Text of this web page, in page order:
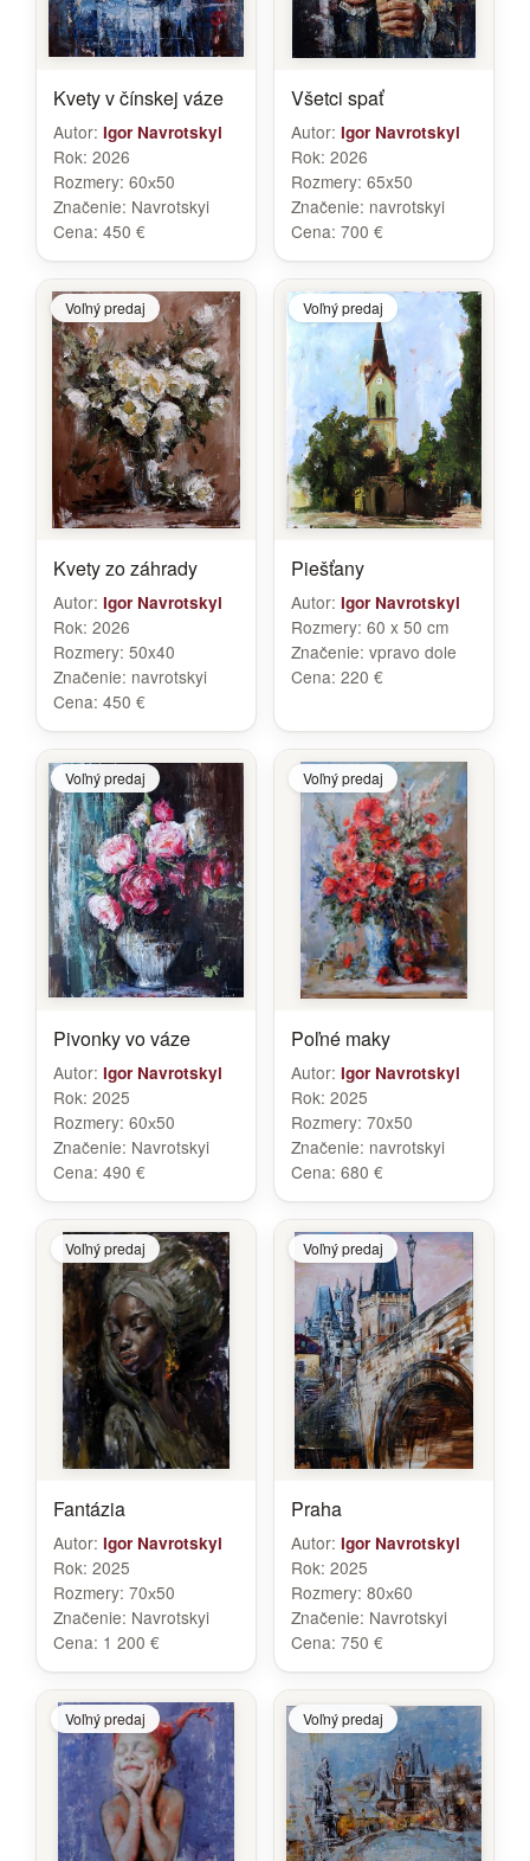
Kvety v čínskej váze
Autor: Igor Navrotskyi
Rok: 2026
Rozmery: 60х50
Značenie: Navrotskyi
Cena: 450 €
Všetci spať
Autor: Igor Navrotskyi
Rok: 2026
Rozmery: 65x50
Značenie: navrotskyi
Cena: 700 €
Voľný predaj
Kvety zo záhrady
Autor: Igor Navrotskyi
Rok: 2026
Rozmery: 50x40
Značenie: navrotskyi
Cena: 450 €
Voľný predaj
Piešťany
Autor: Igor Navrotskyi
Rozmery: 60 x 50 cm
Značenie: vpravo dole
Cena: 220 €
Voľný predaj
Pivonky vo váze
Autor: Igor Navrotskyi
Rok: 2025
Rozmery: 60х50
Značenie: Navrotskyi
Cena: 490 €
Voľný predaj
Poľné maky
Autor: Igor Navrotskyi
Rok: 2025
Rozmery: 70x50
Značenie: navrotskyi
Cena: 680 €
Voľný predaj
Fantázia
Autor: Igor Navrotskyi
Rok: 2025
Rozmery: 70х50
Značenie: Navrotskyi
Cena: 1 200 €
Voľný predaj
Praha
Autor: Igor Navrotskyi
Rok: 2025
Rozmery: 80х60
Značenie: Navrotskyi
Cena: 750 €
Voľný predaj Voľný predaj